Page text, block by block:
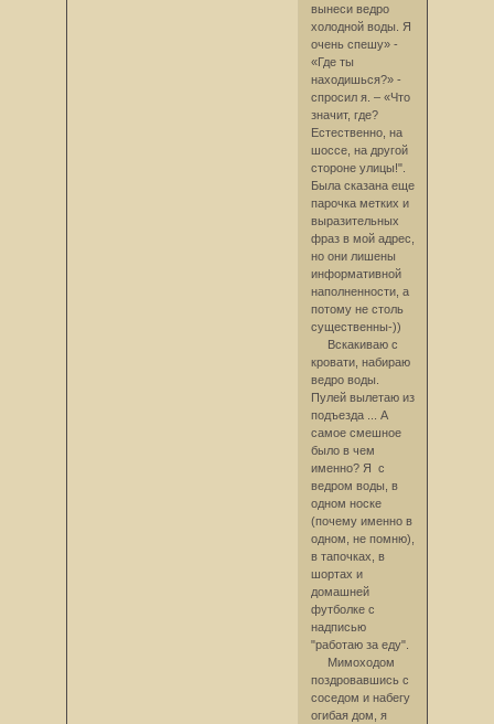
вынеси ведро
холодной воды. Я
очень спешу» -
«Где ты
находишься?» -
спросил я. – «Что
значит, где?
Естественно, на
шоссе, на другой
стороне улицы!".
Была сказана еще
парочка метких и
выразительных
фраз в мой адрес,
но они лишены
информативной
наполненности, а
потому не столь
существенны-))
Вскакиваю с
кровати, набираю
ведро воды.
Пулей вылетаю из
подъезда ... А
самое смешное
было в чем
именно? Я с
ведром воды, в
одном носке
(почему именно в
одном, не помню),
в тапочках, в
шортах и
домашней
футболке с
надписью
"работаю за еду".
Мимоходом
поздровавшись с
соседом и набегу
огибая дом, я